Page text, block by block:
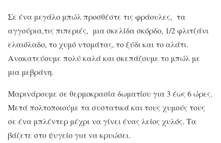
Σε ένα μεγάλο μπώλ προσθέστε τις φράουλες, τα
αγγούρια,τις πιπεριές, μια σκελίδα σκόρδο, 1/2 φλιτζάνι
ελαιόλαδο, το χυμό ντομάτας, το ξύδι και το αλάτι.
Ανακατεύουμε πολύ καλά και σκεπάζουμε το μπώλ με
μια μεβράνη.
Μαρινάρουμε σε θερμοκρασία δωματίου για 3 έως 6 ώρες.
Μετά πολτοποιούμε τα συστατικά και τους χυμούς τους
σε ένα μπλέντερ μέχρι να γίνει ένας λείος χυλός. Τα
βάζετε στο ψυγείο για να κρυώσει.